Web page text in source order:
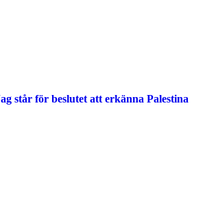
står för beslutet att erkänna Palestina